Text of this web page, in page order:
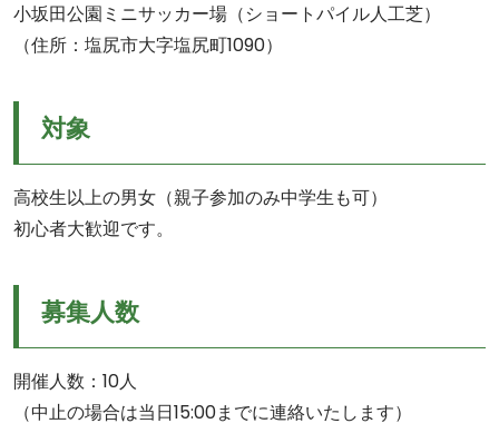
小坂田公園ミニサッカー場（ショートパイル人工芝）
（住所：塩尻市大字塩尻町1090）
対象
高校生以上の男女（親子参加のみ中学生も可）
初心者大歓迎です。
募集人数
開催人数：10人
（中止の場合は当日15:00までに連絡いたします）